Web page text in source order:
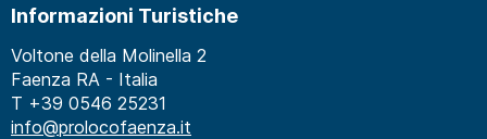
Informazioni Turistiche
Voltone della Molinella 2
Faenza RA - Italia
T +39 0546 25231
info@prolocofaenza.it